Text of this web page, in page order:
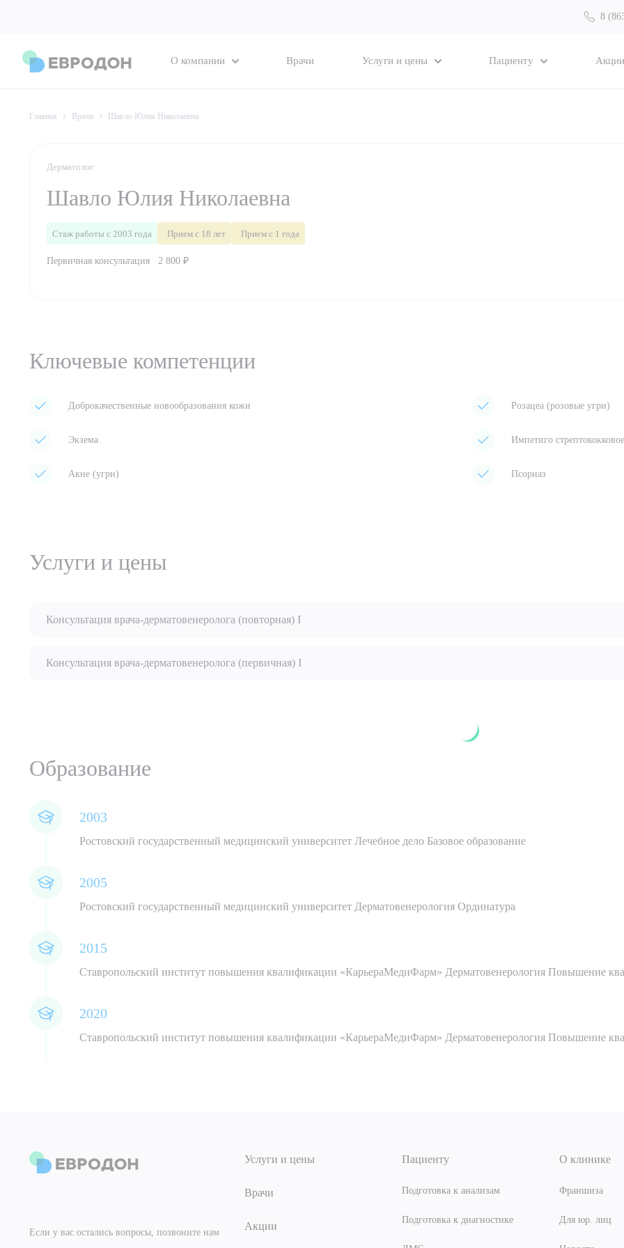
8
О компании Врачи Услуги и цены Пациенту Акции
Главная Врачи Шавло Юлия Николаевна
Дерматолог
Шавло Юлия Николаевна
Стаж работы с 2003 года Прием с 18 лет Прием с 1 года
Первичная консультация 2 800 ₽
Ключевые компетенции
Доброкачественные новообразования кожи
Экзема
Акне (угри)
Розацеа (розовые угри)
Импетиго стрептококковое
Псориаз
Услуги и цены
Консультация врача-дерматовенеролога (повторная) I
Консультация врача-дерматовенеролога (первичная) I
Образование
2003
Ростовский государственный медицинский университет Лечебное дело Базовое образование
2005
Ростовский государственный медицинский университет Дерматовенерология Ординатура
2015
Ставропольский институт повышения квалификации «КарьераМедиФарм» Дерматовенерология Повышение
2020
Ставропольский институт повышения квалификации «КарьераМедиФарм» Дерматовенерология Повышение
Если у вас остались вопросы, позвоните нам
Услуги и цены
Врачи
Акции
Пациенту
Подготовка к анализам
Подготовка к диагностике
О клинике
Франшиза
Для юр. лиц